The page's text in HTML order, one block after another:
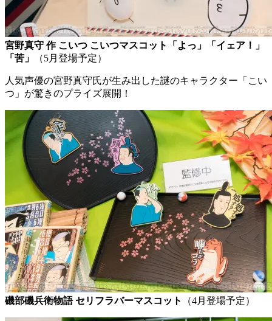
宮野真守 作 こいつ こいつマスコット「よっ」「イェア！」
「苦」
（5月登場予定）
人気声優の宮野真守氏が生み出した謎のキャラクター「こい
つ」が驚きのプライズ展開！
磯部磯兵衛物語 セリフラバーマスコット （4月登場予定）